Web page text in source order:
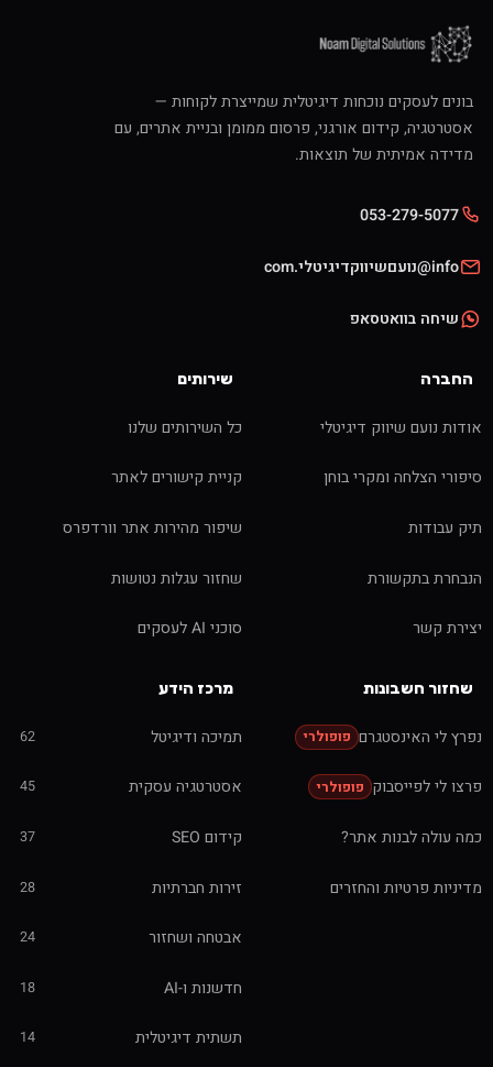
בונים לעסקים נוכחות דיגיטלית שמייצרת לקוחות —
אסטרטגיה, קידום אורגני, פרסום ממומן ובניית אתרים, עם
מדידה אמיתית של תוצאות.
053-279-5077
info@נועםשיווקדיגיטלי.com
שיחה בוואטסאפ
החברה
אודות נועם שיווק דיגיטלי
סיפורי הצלחה ומקרי בוחן
תיק עבודות
הנבחרת בתקשורת
יצירת קשר
שירותים
כל השירותים שלנו
קניית קישורים לאתר
שיפור מהירות אתר וורדפרס
שחזור עגלות נטושות
סוכני AI לעסקים
שחזור חשבונות
נפרץ לי האינסטגרם פופולרי
פרצו לי לפייסבוק פופולרי
כמה עולה לבנות אתר?
מדיניות פרטיות והחזרים
מרכז הידע
תמיכה ודיגיטל 62
אסטרטגיה עסקית 45
קידום SEO 37
זירות חברתיות 28
אבטחה ושחזור 24
חדשנות ו-AI 18
תשתית דיגיטלית 14